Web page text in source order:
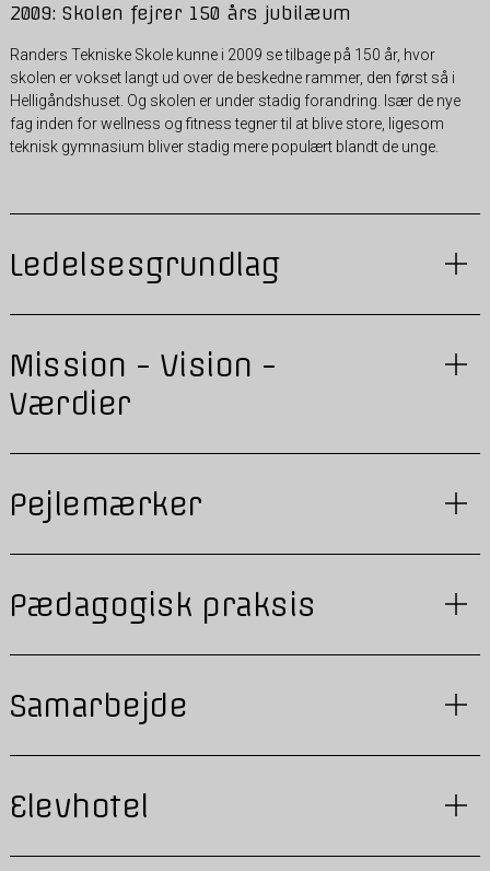
2009: Skolen fejrer 150 års jubilæum
Randers Tekniske Skole kunne i 2009 se tilbage på 150 år, hvor
skolen er vokset langt ud over de beskedne rammer, den først så i
Helligåndshuset. Og skolen er under stadig forandring. Især de nye
fag inden for wellness og fitness tegner til at blive store, ligesom
teknisk gymnasium bliver stadig mere populært blandt de unge.
Ledelsesgrundlag
Mission - Vision -
Værdier
Pejlemærker
Pædagogisk praksis
Samarbejde
Elevhotel